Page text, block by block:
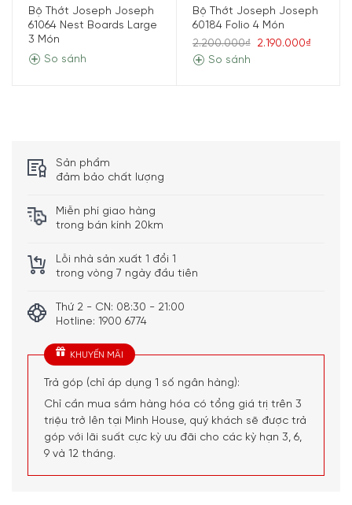
Đa chức năng
gồm ba con dao cơ bản, ba thớt có mã màu. Trong đó
gồm dao đầu bếp 17cm, dao Santoku 14cm và dao gọt
Mỗi mặt của thớt đều có các thanh thép không gỉ dễ
dàng đặt để, bề mặt nhám giúp giảm trơn trượt trong
Bộ Thớt Joseph Joseph
61064 Nest Boards Large
3 Món
So sánh
Bộ Thớt Joseph Joseph
60184 Folio 4 Món
2.200.000₫
2.190.000₫
So sánh
Sản phẩm
đảm bảo chất lượng
Miễn phí giao hàng
trong bán kính 20km
Lỗi nhà sản xuất 1 đổi 1
trong vòng 7 ngày đầu tiên
Thứ 2 - CN: 08:30 - 21:00
Hotline: 1900 6774
KHUYẾN MÃI
Trả góp (chỉ áp dụng 1 số ngân hàng):
Chỉ cần mua sắm hàng hóa có tổng giá trị trên 3
triệu trở lên tại Minh House, quý khách sẽ được trả
góp với lãi suất cực kỳ ưu đãi cho các kỳ hạn 3, 6,
9 và 12 tháng.